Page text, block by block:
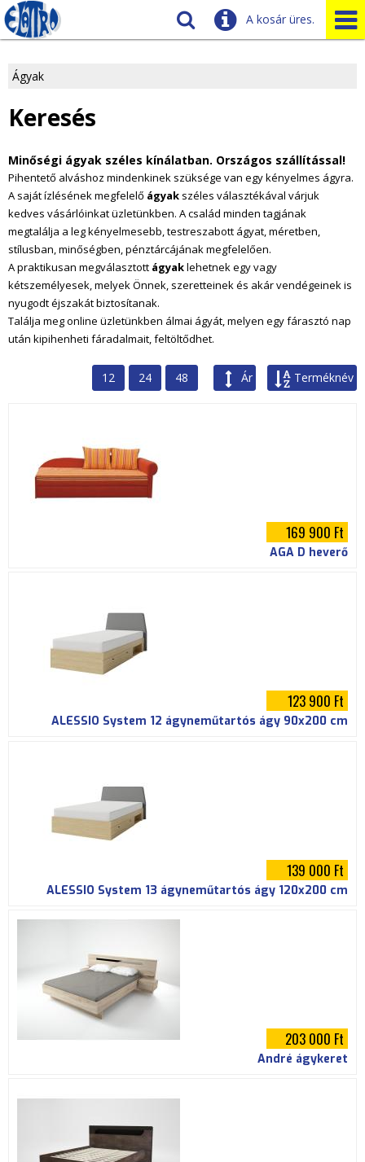
e
l
e
n
l
e
g
Ágyak
Keresés
Minőségi ágyak széles kínálatban. Országos szállítással!
Pihentető alváshoz mindenkinek szüksége van egy kényelmes ágyra.
A saját ízlésének megfelelő ágyak széles választékával várjuk
kedves vásárlóinkat üzletünkben. A család minden tagjának
megtalálja a leg kényelmesebb, testreszabott ágyat, méretben,
stílusban, minőségben, pénztárcájának megfelelően.
A praktikusan megválasztott ágyaklehetnek egy vagy
kétszemélyesek, melyek Önnek, szeretteinek és akár vendégeinek is
nyugodt éjszakát biztosítanak.
Találja meg online üzletünkben álmai ágyát, melyen egy fárasztó nap
után kipihenheti fáradalmait, feltöltődhet.
12 24 48 Ár Terméknév
169 900 Ft
AGA D heverő
123 900 Ft
ALESSIO System 12 ágyneműtartós ágy 90x200 cm
139 000 Ft
ALESSIO System 13 ágyneműtartós ágy 120x200 cm
203 000 Ft
André ágykeret
A kosár üres.